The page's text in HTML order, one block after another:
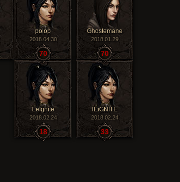
polop
2018.04.30
70
Ghostemane
2018.01.29
70
LeIgnite
2018.02.24
18
lEiGNITE
2018.02.24
33